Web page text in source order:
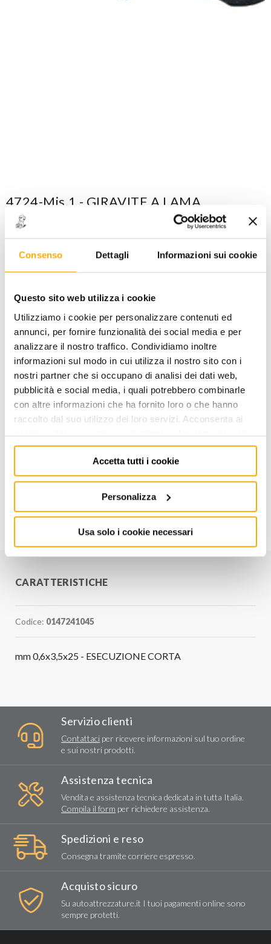
Consenso Dettagli Informazioni sui cookie
Questo sito web utilizza i cookie
Utilizziamo i cookie per personalizzare contenuti ed
annunci, per fornire funzionalità dei social media e per
analizzare il nostro traffico. Condividiamo inoltre
informazioni sul modo in cui utilizza il nostro sito con i
nostri partner che si occupano di analisi dei dati web,
pubblicità e social media, i quali potrebbero combinarle
con altre informazioni che ha fornito loro o che hanno
raccolto dal suo utilizzo dei loro servizi. Acconsenta ai
nostri cookie se continua ad utilizzare il nostro sito web.
Accetta tutti i cookie
Personalizza
Usa solo i cookie necessari
4724-Mis.1 - GIRAVITE A LAMA
PER CARBURATORI
Maggiori dettagli
10,71 + iva €7,50
Disponibile -5 PZ
FINO AD ESAURIMENTO SCORTE
AGGIUNGI AL CARRELLO
Condividi
CARATTERISTICHE
Codice: 0147241045
mm 0,6x3,5x25 - ESECUZIONE CORTA
Servizio clienti
Contattaci per ricevere informazioni sul tuo ordine
e sui nostri prodotti.
Assistenza tecnica
Vendita e assistenza tecnica dedicata in tutta Italia.
Compila il form per richiedere assistenza.
Spedizioni e reso
Consegna tramite corriere espresso.
Acquisto sicuro
Su autoattrezzature.it I tuoi pagamenti online sono
sempre protetti.